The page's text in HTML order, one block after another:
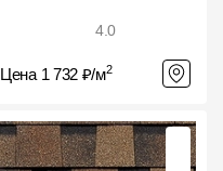
4.0
Цена 1 732 ₽/м2